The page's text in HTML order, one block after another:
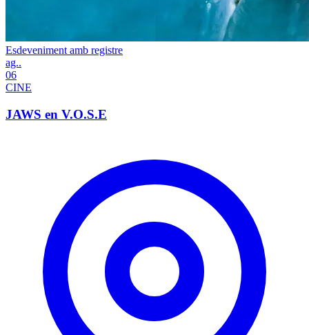
Esdeveniment amb registre
ag..
06
CINE
JAWS en V.O.S.E